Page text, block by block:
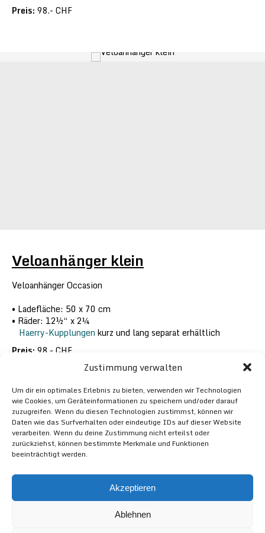
Zustimmung verwalten
Um dir ein optimales Erlebnis zu bieten, verwenden wir Technologien
wie Cookies, um Geräteinformationen zu speichern und/oder darauf
zuzugreifen. Wenn du diesen Technologien zustimmst, können wir
Daten wie das Surfverhalten oder eindeutige IDs auf dieser Website
verarbeiten. Wenn du deine Zustimmung nicht erteilst oder
zurückziehst, können bestimmte Merkmale und Funktionen
beeinträchtigt werden.
Akzeptieren
Ablehnen
Preis: 98.- CHF
Veloanhänger klein
Veloanhänger Occasion
Ladefläche: 50 x 70 cm
Räder: 12½“ x 2¼
Haerry-Kupplungen kurz und lang separat erhältlich
Preis: 98.- CHF
WASSERGASSE 13 / 9000 ST.GALLEN / SCHWEIZ / TELEFON
0041 71 222 83 80 /INFO@VELOFLICKI.CH
IMPRESSUM DATENSCHUTZERKLÄRUNG